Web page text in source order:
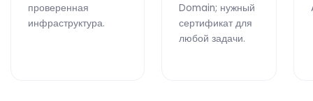
проверенная
инфраструктура.
Domain; нужный
сертификат для
любой задачи.